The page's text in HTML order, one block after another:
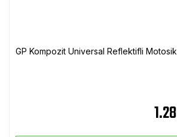
GP Kompozit Universal Reflektifli